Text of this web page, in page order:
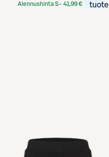
Alennushinta S- 41,99 €
tuote